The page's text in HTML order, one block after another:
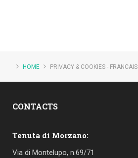
HOME PRIVACY & COOKIES - FRANCAIS
CONTACTS
Tenuta di Morzano:
Via di Montelupo, n.69/71